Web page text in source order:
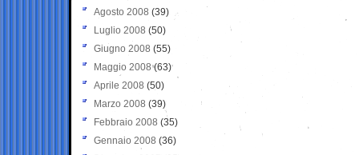
Agosto 2008 (39)
Luglio 2008 (50)
Giugno 2008 (55)
Maggio 2008(63)
Aprile 2008 (50)
Marzo 2008 (39)
Febbraio 2008 (35)
Gennaio 2008 (36)